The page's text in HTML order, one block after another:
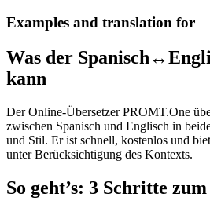
Examples and translation for
Was der
kann
Der Online-Übersetzer PROMT.One
zwischen Spanisch und Englisch in
und Stil. Er ist schnell, kostenlos und
unter Berücksichtigung des Kontexts.
So geht’s: 3 Schritte